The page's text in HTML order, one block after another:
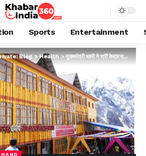
Sports Entertainment
Blog>Health>मुख्यमंत्री धामी ने श्री केदारनाथ धाम में भारत पेट्रोलियम कॉर्पोरेशन लिमिटेड अस्पताल का किया लोकार्पण